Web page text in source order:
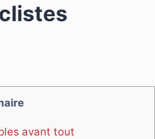
avant tout